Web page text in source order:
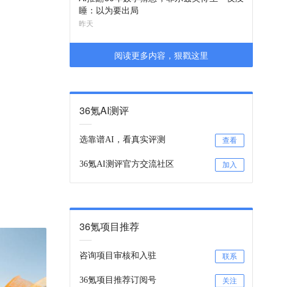
睡：以为要出局
昨天
阅读更多内容，狠戳这里
36氪AI测评
选靠谱AI，看真实评测 查看
36氪AI测评官方交流社区 加入
36氪项目推荐
咨询项目审核和入驻 联系
36氪项目推荐订阅号 关注